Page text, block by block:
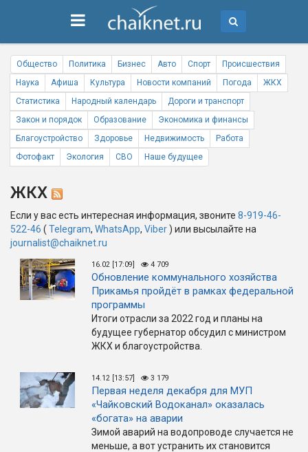
Общество Политика Бизнес Авто Спорт
Происшествия
Наука
Афиша Культура Новости компаний Погода
ЖКХ
Статистика
Народный календарь
Дороги и транспорт
Закон и порядок
Образование
Экономика и финансы
Благоустройство
Здоровье Недвижимость
Работа
Фотофакт
Экология СВО Наше будущее
ЖКХ
Если у вас есть интересная информация, звоните 8-919-46-
522-46 ( Telegram, WhatsApp, Viber) или высылайте на
journalist@chaiknet.ru
16.02 [17:09] 4 709
Обновление коммунального хозяйства
Прикамья пройдёт в рамках федеральной
программы
Итоги отрасли за 2022 год и планы на
будущее губернатор обсудил с министром
ЖКХ и благоустройства.
14.12 [13:57] 3 179
Первая неделя декабря для МУП
«Чайковский Водоканал» оказалась
«богата» на аварии
Зимой аварий на водопроводе случается не
меньше, а вот устранить их становится